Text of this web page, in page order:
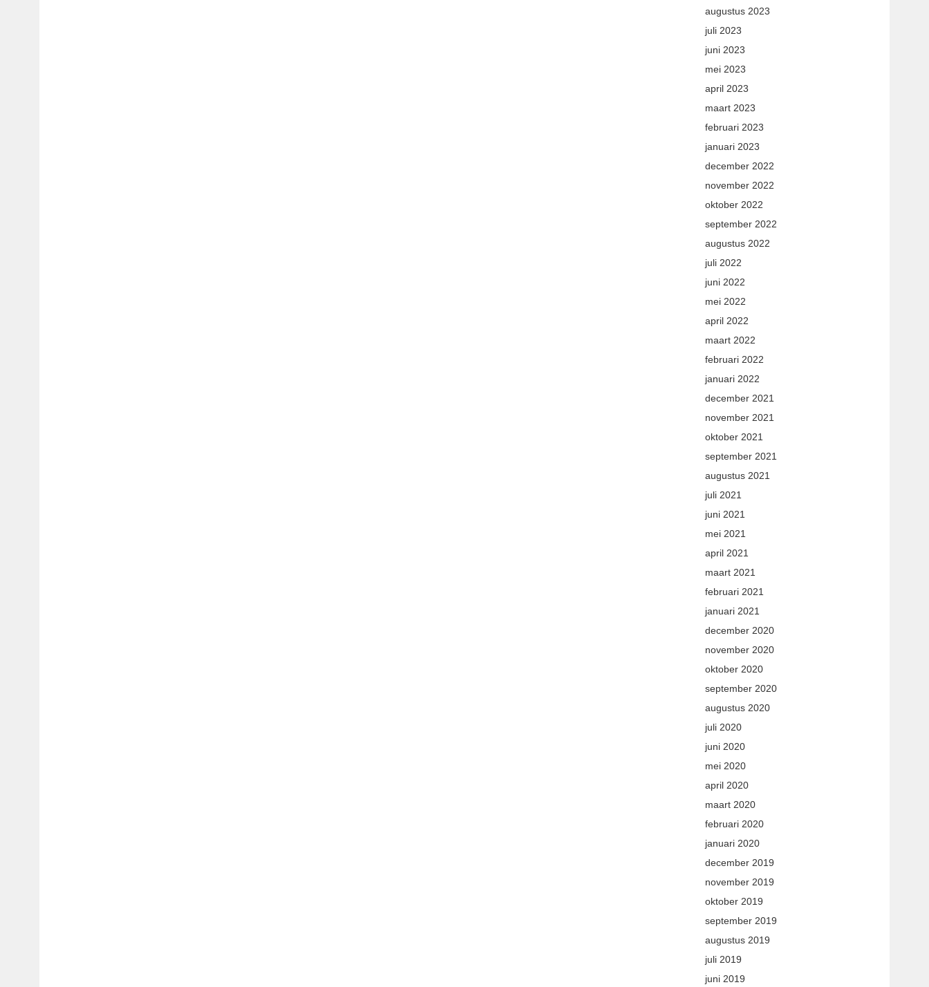
augustus 2023
juli 2023
juni 2023
mei 2023
april 2023
maart 2023
februari 2023
januari 2023
december 2022
november 2022
oktober 2022
september 2022
augustus 2022
juli 2022
juni 2022
mei 2022
april 2022
maart 2022
februari 2022
januari 2022
december 2021
november 2021
oktober 2021
september 2021
augustus 2021
juli 2021
juni 2021
mei 2021
april 2021
maart 2021
februari 2021
januari 2021
december 2020
november 2020
oktober 2020
september 2020
augustus 2020
juli 2020
juni 2020
mei 2020
april 2020
maart 2020
februari 2020
januari 2020
december 2019
november 2019
oktober 2019
september 2019
augustus 2019
juli 2019
juni 2019